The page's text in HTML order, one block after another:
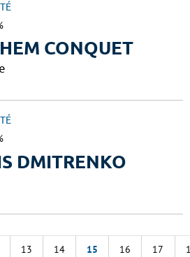
CONQUET
DMITRENKO
13 14 15 16 17